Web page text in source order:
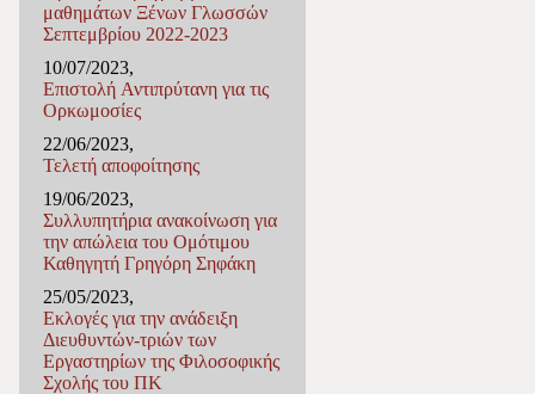
μαθημάτων Ξένων Γλωσσών
Σεπτεμβρίου 2022-2023
10/07/2023,
Επιστολή Αντιπρύτανη για τις
Ορκωμοσίες
22/06/2023,
Τελετή αποφοίτησης
19/06/2023,
Συλλυπητήρια ανακοίνωση για
την απώλεια του Ομότιμου
Καθηγητή Γρηγόρη Σηφάκη
25/05/2023,
Εκλογές για την ανάδειξη
Διευθυντών-τριών των
Εργαστηρίων της Φιλοσοφικής
Σχολής του ΠΚ